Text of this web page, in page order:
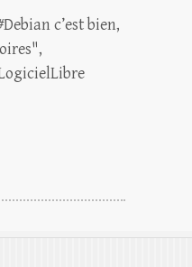
c’est bien,